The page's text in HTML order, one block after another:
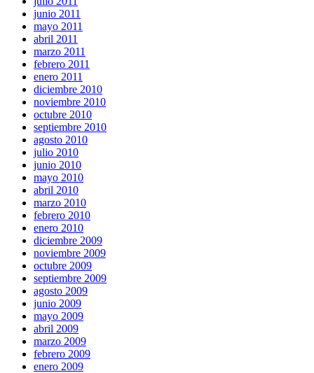
junio 2011
mayo 2011
abril 2011
marzo 2011
febrero 2011
enero 2011
diciembre 2010
noviembre 2010
octubre 2010
septiembre 2010
agosto 2010
julio 2010
junio 2010
mayo 2010
abril 2010
marzo 2010
febrero 2010
enero 2010
diciembre 2009
noviembre 2009
octubre 2009
septiembre 2009
agosto 2009
junio 2009
mayo 2009
abril 2009
marzo 2009
febrero 2009
enero 2009